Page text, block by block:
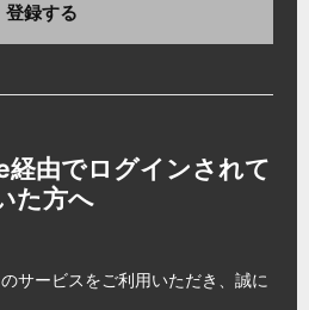
登録する
由でログインされて
た方へ
サービスをご利用いただき、誠に